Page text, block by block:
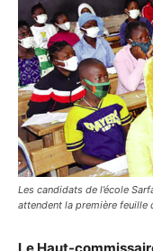
Les candidats de l’école
attendent la première feuille